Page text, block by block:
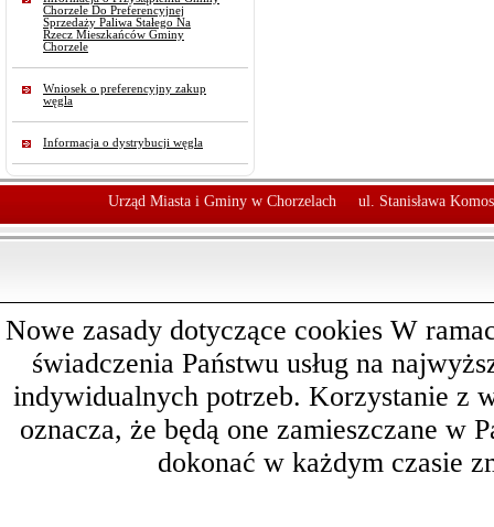
Chorzele Do Preferencyjnej
Sprzedaży Paliwa Stałego Na
Rzecz Mieszkańców Gminy
Chorzele
Wniosek o preferencyjny zakup
węgla
Informacja o dystrybucji węgla
Urząd Miasta i Gminy w Chorzelach ul. Stanisława
Nowe zasady dotyczące cookies W
świadczenia Państwu usług na
indywidualnych potrzeb. Korzystanie z
oznacza, że będą one zamieszczane w
dokonać w każdym czasie